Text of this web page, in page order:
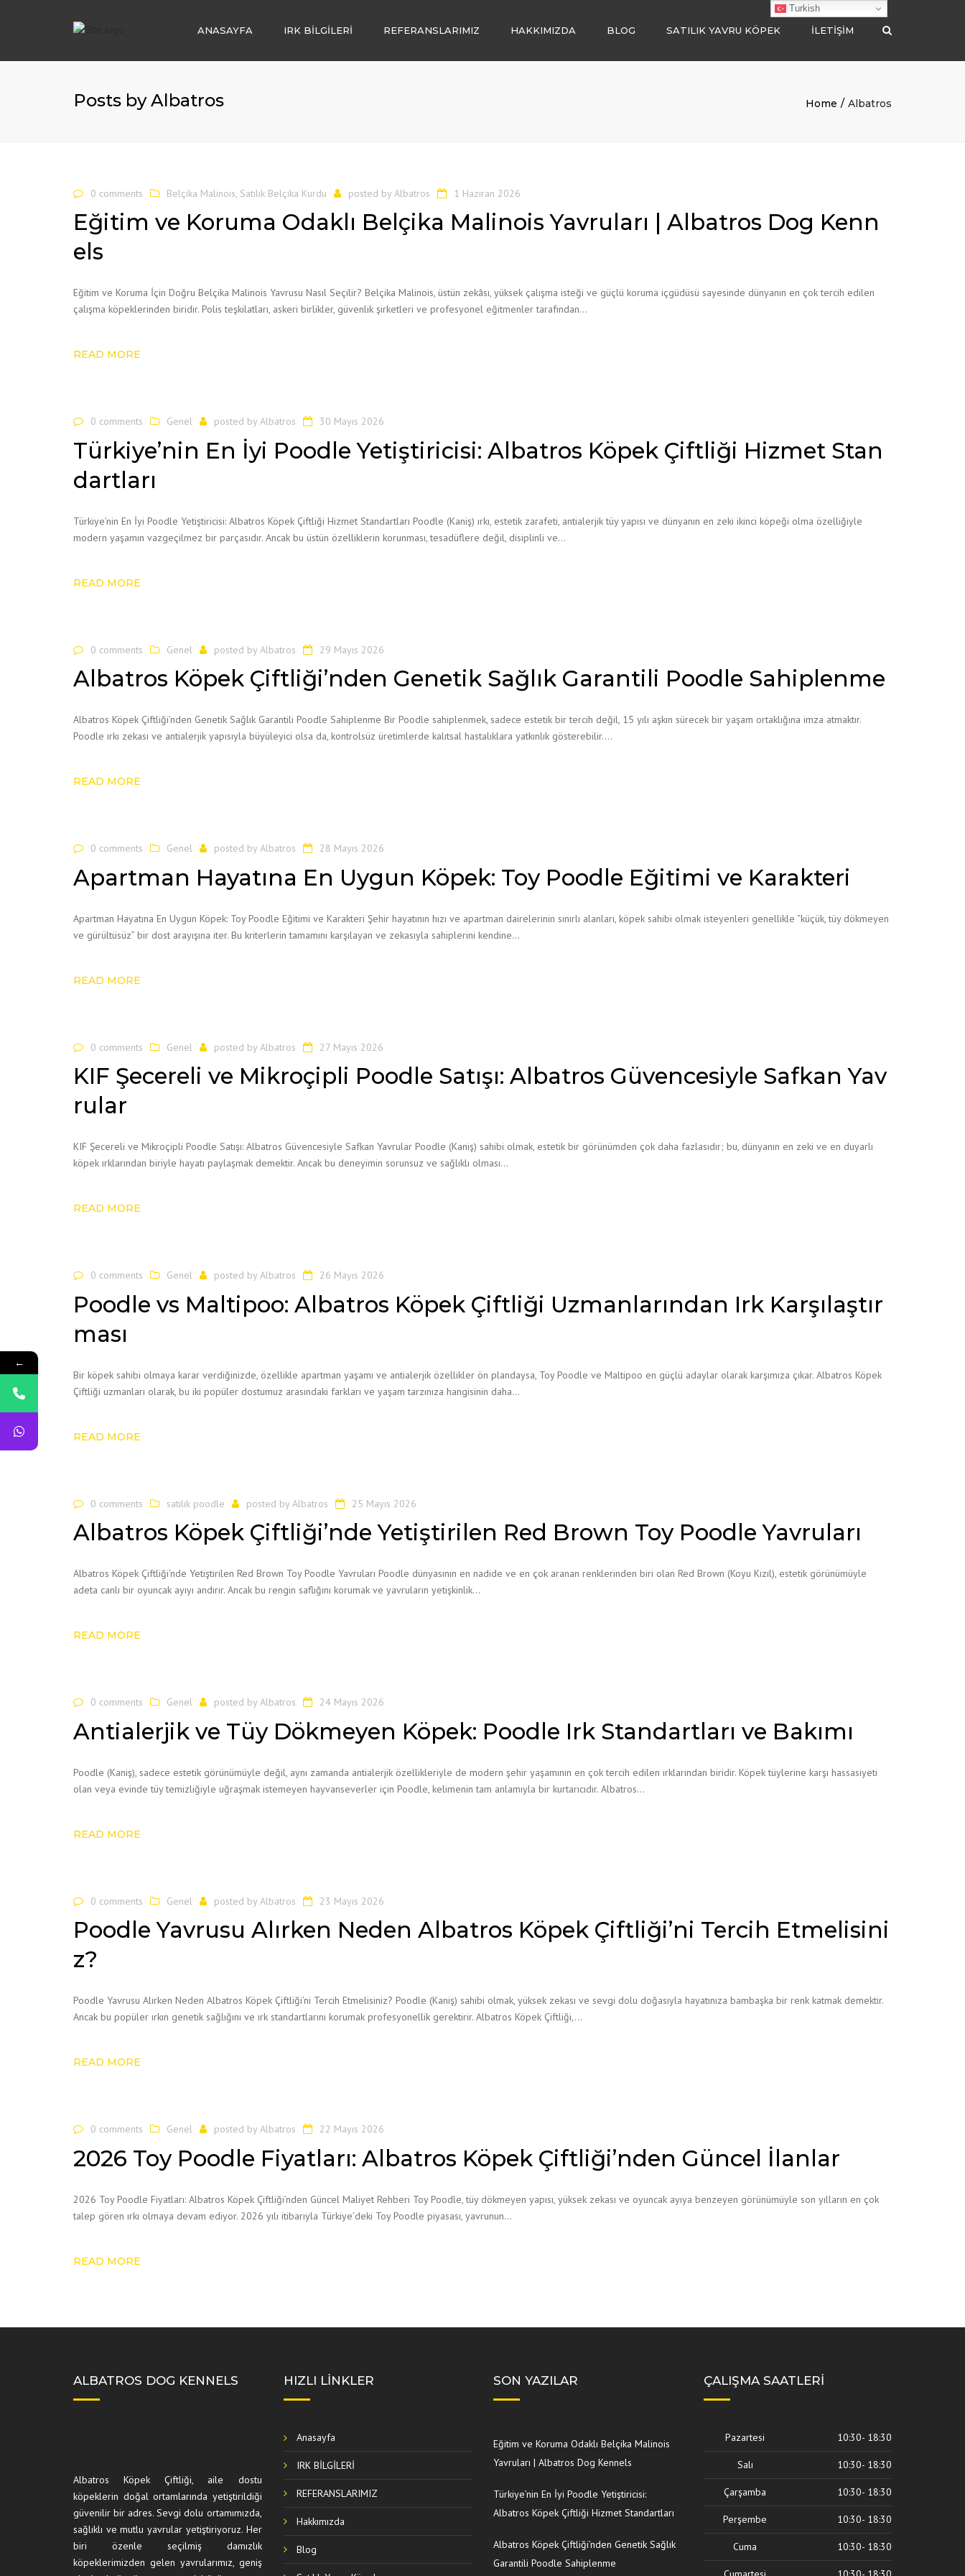
ANASAYFA IRK BİLGİLERİ
KÖPEK OTELİ
REFERANSLARIMIZ HAKKIMIZDA BLOG SATILIK YAVRU KÖPEK
POODLE
ALMAN ÇOBAN
İLETIŞIM
Posts by Albatros Home Albatros
0 comments Belçika Malinois Satılık Belçika Kurdu posted by Albatros 1 Haziran 2026
Eğitim ve Koruma Odaklı Belçika Malinois Yavruları | Albatros Dog Kenn
els
Eğitim ve Koruma İçin Doğru Belçika Malinois Yavrusu Nasıl Seçilir? Belçika Malinois, üstün zekâsı, yüksek çalışma isteği ve güçlü koruma içgüdüsü sayesinde dünyanın en çok tercih edilen
çalışma köpeklerinden biridir. Polis teşkilatları, askeri birlikler, güvenlik şirketleri ve profesyonel eğitmenler tarafından…
READ MORE
0 comments Genel posted by Albatros 30 Mayıs 2026
Türkiye’nin En İyi Poodle Yetiştiricisi: Albatros Köpek Çiftliği Hizmet Stan
dartları
Türkiye’nin En İyi Poodle Yetiştiricisi: Albatros Köpek Çiftliği Hizmet Standartları Poodle (Kaniş) ırkı, estetik zarafeti, antialerjik tüy yapısı ve dünyanın en zeki ikinci köpeği olma özelliğiyle
modern yaşamın vazgeçilmez bir parçasıdır. Ancak bu üstün özelliklerin korunması, tesadüflere değil, disiplinli ve…
READ MORE
0 comments Genel posted by Albatros 29 Mayıs 2026
Albatros Köpek Çiftliği’nden Genetik Sağlık Garantili Poodle Sahiplenme
Albatros Köpek Çiftliği’nden Genetik Sağlık Garantili Poodle Sahiplenme Bir Poodle sahiplenmek, sadece estetik bir tercih değil, 15 yılı aşkın sürecek bir yaşam ortaklığına imza atmaktır.
Poodle ırkı zekası ve antialerjik yapısıyla büyüleyici olsa da, kontrolsüz üretimlerde kalıtsal hastalıklara yatkınlık gösterebilir….
READ MORE
0 comments Genel posted by Albatros 28 Mayıs 2026
Apartman Hayatına En Uygun Köpek: Toy Poodle Eğitimi ve Karakteri
Apartman Hayatına En Uygun Köpek: Toy Poodle Eğitimi ve Karakteri Şehir hayatının hızı ve apartman dairelerinin sınırlı alanları, köpek sahibi olmak isteyenleri genellikle “küçük, tüy dökmeyen
ve gürültüsüz” bir dost arayışına iter. Bu kriterlerin tamamını karşılayan ve zekasıyla sahiplerini kendine…
READ MORE
0 comments Genel posted by Albatros 27 Mayıs 2026
KIF Şecereli ve Mikroçipli Poodle Satışı: Albatros Güvencesiyle Safkan Yav
rular
KIF Şecereli ve Mikroçipli Poodle Satışı: Albatros Güvencesiyle Safkan Yavrular Poodle (Kaniş) sahibi olmak, estetik bir görünümden çok daha fazlasıdır; bu, dünyanın en zeki ve en duyarlı
köpek ırklarından biriyle hayatı paylaşmak demektir. Ancak bu deneyimin sorunsuz ve sağlıklı olması…
READ MORE
0 comments Genel posted by Albatros 26 Mayıs 2026
Poodle vs Maltipoo: Albatros Köpek Çiftliği Uzmanlarından Irk Karşılaştır
ması
Bir köpek sahibi olmaya karar verdiğinizde, özellikle apartman yaşamı ve antialerjik özellikler ön plandaysa, Toy Poodle ve Maltipoo en güçlü adaylar olarak karşımıza çıkar. Albatros Köpek
Çiftliği uzmanları olarak, bu iki popüler dostumuz arasındaki farkları ve yaşam tarzınıza hangisinin daha…
READ MORE
0 comments satılık poodle posted by Albatros 25 Mayıs 2026
Albatros Köpek Çiftliği’nde Yetiştirilen Red Brown Toy Poodle Yavruları
Albatros Köpek Çiftliği’nde Yetiştirilen Red Brown Toy Poodle Yavruları Poodle dünyasının en nadide ve en çok aranan renklerinden biri olan Red Brown (Koyu Kızıl), estetik görünümüyle
adeta canlı bir oyuncak ayıyı andırır. Ancak bu rengin saflığını korumak ve yavruların yetişkinlik…
READ MORE
0 comments Genel posted by Albatros 24 Mayıs 2026
Antialerjik ve Tüy Dökmeyen Köpek: Poodle Irk Standartları ve Bakımı
Poodle (Kaniş), sadece estetik görünümüyle değil, aynı zamanda antialerjik özellikleriyle de modern şehir yaşamının en çok tercih edilen ırklarından biridir. Köpek tüylerine karşı hassasiyeti
olan veya evinde tüy temizliğiyle uğraşmak istemeyen hayvanseverler için Poodle, kelimenin tam anlamıyla bir kurtarıcıdır. Albatros…
READ MORE
0 comments Genel posted by Albatros 23 Mayıs 2026
Poodle Yavrusu Alırken Neden Albatros Köpek Çiftliği’ni Tercih Etmelisini
z?
Poodle Yavrusu Alırken Neden Albatros Köpek Çiftliği’ni Tercih Etmelisiniz? Poodle (Kaniş) sahibi olmak, yüksek zekası ve sevgi dolu doğasıyla hayatınıza bambaşka bir renk katmak demektir.
Ancak bu popüler ırkın genetik sağlığını ve ırk standartlarını korumak profesyonellik gerektirir. Albatros Köpek Çiftliği,…
READ MORE
0 comments Genel posted by Albatros 22 Mayıs 2026
2026 Toy Poodle Fiyatları: Albatros Köpek Çiftliği’nden Güncel İlanlar
2026 Toy Poodle Fiyatları: Albatros Köpek Çiftliği’nden Güncel Maliyet Rehberi Toy Poodle, tüy dökmeyen yapısı, yüksek zekası ve oyuncak ayıya benzeyen görünümüyle son yılların en çok
talep gören ırkı olmaya devam ediyor. 2026 yılı itibarıyla Türkiye’deki Toy Poodle piyasası, yavrunun…
READ MORE
ALBATROS DOG KENNELS
Albatros Köpek Çiftliği, aile dostu
köpeklerin doğal ortamlarında yetiştirildiği
güvenilir bir adres. Sevgi dolu ortamımızda,
sağlıklı ve mutlu yavrular yetiştiriyoruz. Her
biri özenle seçilmiş damızlık
köpeklerimizden gelen yavrularımız, geniş
HIZLI LINKLER
Anasayfa
IRK BİLGİLERİ
REFERANSLARIMIZ
Hakkımızda
Blog
SON YAZILAR
Eğitim ve Koruma Odaklı Belçika Malinois
Yavruları | Albatros Dog Kennels
Türkiye’nin En İyi Poodle Yetiştiricisi:
Albatros Köpek Çiftliği Hizmet Standartları
Albatros Köpek Çiftliği’nden Genetik Sağlık
Garantili Poodle Sahiplenme
ÇALIŞMA SAATLERI
Pazartesi 10:30- 18:30
Salı 10:30- 18:30
Çarşamba 10:30- 18:30
Perşembe 10:30- 18:30
Cuma 10:30- 18:30
Turkish
←